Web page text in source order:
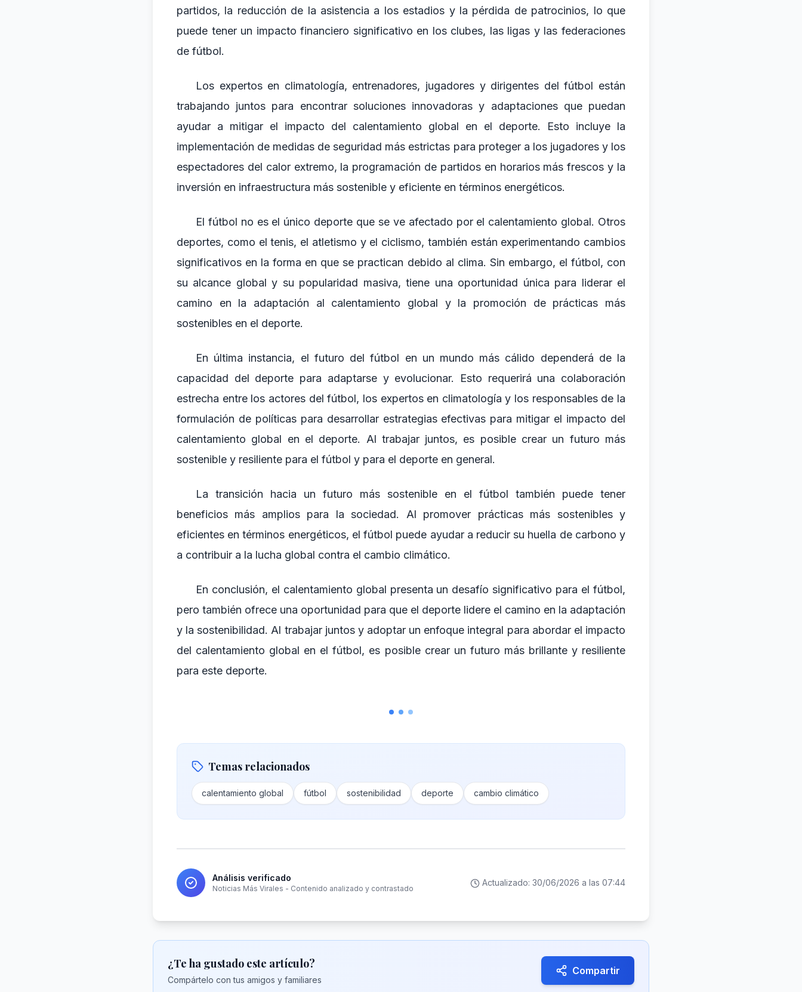
partidos, la reducción de la asistencia a los estadios y la pérdida de patrocinios, lo que
puede tener un impacto financiero significativo en los clubes, las ligas y las federaciones
de fútbol.
Los expertos en climatología, entrenadores, jugadores y dirigentes del fútbol están
trabajando juntos para encontrar soluciones innovadoras y adaptaciones que puedan
ayudar a mitigar el impacto del calentamiento global en el deporte. Esto incluye la
implementación de medidas de seguridad más estrictas para proteger a los jugadores y los
espectadores del calor extremo, la programación de partidos en horarios más frescos y la
inversión en infraestructura más sostenible y eficiente en términos energéticos.
El fútbol no es el único deporte que se ve afectado por el calentamiento global. Otros
deportes, como el tenis, el atletismo y el ciclismo, también están experimentando cambios
significativos en la forma en que se practican debido al clima. Sin embargo, el fútbol, con
su alcance global y su popularidad masiva, tiene una oportunidad única para liderar el
camino en la adaptación al calentamiento global y la promoción de prácticas más
sostenibles en el deporte.
En última instancia, el futuro del fútbol en un mundo más cálido dependerá de la
capacidad del deporte para adaptarse y evolucionar. Esto requerirá una colaboración
estrecha entre los actores del fútbol, los expertos en climatología y los responsables de la
formulación de políticas para desarrollar estrategias efectivas para mitigar el impacto del
calentamiento global en el deporte. Al trabajar juntos, es posible crear un futuro más
sostenible y resiliente para el fútbol y para el deporte en general.
La transición hacia un futuro más sostenible en el fútbol también puede tener
beneficios más amplios para la sociedad. Al promover prácticas más sostenibles y
eficientes en términos energéticos, el fútbol puede ayudar a reducir su huella de carbono y
a contribuir a la lucha global contra el cambio climático.
En conclusión, el calentamiento global presenta un desafío significativo para el fútbol,
pero también ofrece una oportunidad para que el deporte lidere el camino en la adaptación
y la sostenibilidad. Al trabajar juntos y adoptar un enfoque integral para abordar el impacto
del calentamiento global en el fútbol, es posible crear un futuro más brillante y resiliente
para este deporte.
Temas relacionados
calentamiento global fútbol sostenibilidad deporte cambio climático
Análisis verificado
Noticias Más Virales - Contenido analizado y contrastado
Actualizado: 30/06/2026 a las 07:44
¿Te ha gustado este artículo?
Compártelo con tus amigos y familiares
Compartir